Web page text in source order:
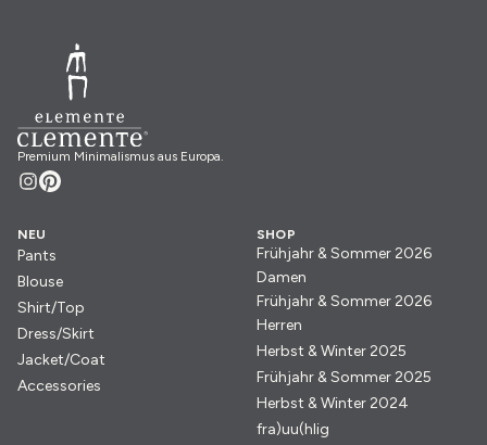
Premium Minimalismus aus Europa.
NEU
Pants
Blouse
Shirt/Top
Dress/Skirt
Jacket/Coat
Accessories
SHOP
Frühjahr & Sommer 2026
Damen
Frühjahr & Sommer 2026
Herren
Herbst & Winter 2025
Frühjahr & Sommer 2025
Herbst & Winter 2024
fra)uu(hlig